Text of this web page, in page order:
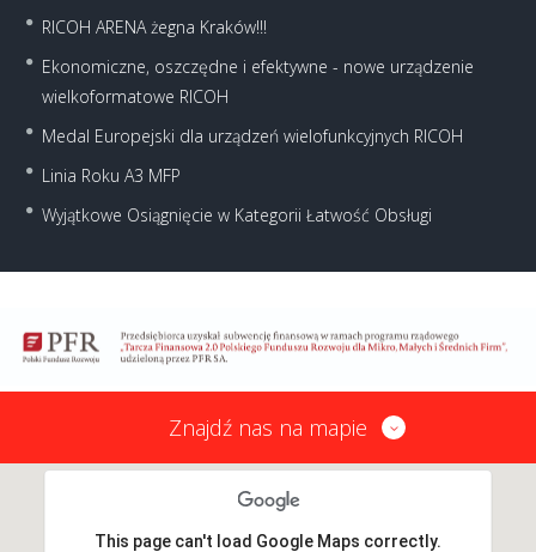
RICOH ARENA żegna Kraków!!!
Ekonomiczne, oszczędne i efektywne - nowe urządzenie
wielkoformatowe RICOH
Medal Europejski dla urządzeń wielofunkcyjnych RICOH
Linia Roku A3 MFP
Wyjątkowe Osiągnięcie w Kategorii Łatwość Obsługi
Znajdź nas na mapie
This page can't load Google Maps correctly.